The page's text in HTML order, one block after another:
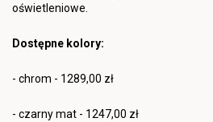
oświetleniowe.
Dostępne kolory:
- chrom - 1289,00 zł
- czarny mat - 1247,00 zł